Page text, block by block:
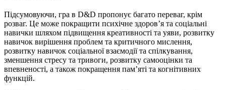
Підсумовуючи, гра в D&D пропонує багато переваг, крім
розваг. Це може покращити психічне здоров’я та соціальні
навички шляхом підвищення креативності та уяви, розвитку
навичок вирішення проблем та критичного мислення,
розвитку навичок соціальної взаємодії та спілкування,
зменшення стресу та тривоги, розвитку самооцінки та
впевненості, а також покращення пам’яті та когнітивних
функцій.